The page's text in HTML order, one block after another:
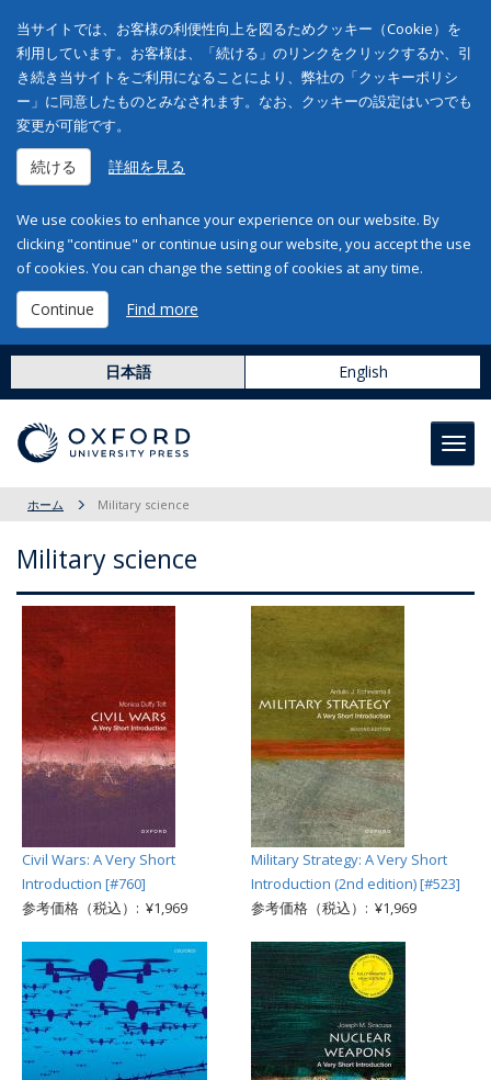
当サイトでは、お客様の利便性向上を図るためクッキー（Cookie）を
利用しています。お客様は、「続ける」のリンクをクリックするか、引
き続き当サイトをご利用になることにより、弊社の「クッキーポリシ
ー」に同意したものとみなされます。なお、クッキーの設定はいつでも
変更が可能です。
続ける 詳細を見る
We use cookies to enhance your experience on our website. By
clicking "continue" or continue using our website, you accept the use
of cookies. You can change the setting of cookies at any time.
Continue Find more
日本語 English
ホーム Military science
Military science
Civil Wars: A Very Short
Introduction [#760]
参考価格（税込）: ¥1,969
Military Strategy: A Very Short
Introduction (2nd edition) [#523]
参考価格（税込）: ¥1,969